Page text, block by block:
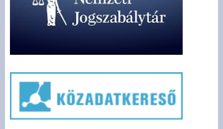
Közérdekű adatok -
Felsőrajk
Választási információk -
Felsőrajk